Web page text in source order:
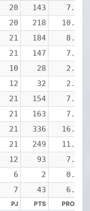
PTS PROM
PJ PTS PROM
20 143 7.2
20 218 10.9
21 184 8.8
21 147 7.0
10 28 2.8
12 32 2.7
21 154 7.3
21 163 7.8
21 336 16.0
21 249 11.9
12 93 7.8
6 2 0.3
7 43 6.1
PJ PTS PROM